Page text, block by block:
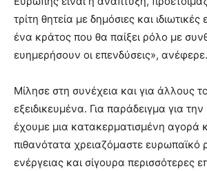
τρίτη θητεία με δημόσιες και
ένα κράτος που θα παίξει ρόλο με
ευημερήσουν οι επενδύσεις», ανέφερε.
Μίλησε στη συνέχεια και για άλλους
εξειδικευμένα. Για παράδειγμα για την
έχουμε μια κατακερματισμένη αγορά
πιθανότατα χρειαζόμαστε ευρωπαϊκό
ενέργειας και σίγουρα περισσότερες